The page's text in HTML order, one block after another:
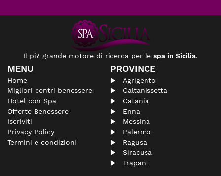
Il pi? grande motore di ricerca per le spa in Sicilia.
MENU
Home
Migliori centri benessere
Hotel con Spa
Offerte Benessere
Iscriviti
Privacy Policy
Termini e condizioni
PROVINCE
Agrigento
Caltanissetta
Catania
Enna
Messina
Palermo
Ragusa
Siracusa
Trapani